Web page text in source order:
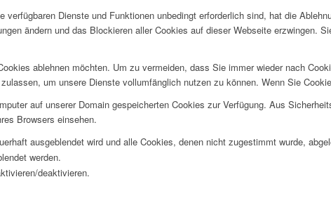
verfügbaren Dienste und Funktionen unbedingt erforderlich sind, hat die
ändern und das Blockieren aller Cookies auf dieser Webseite erzwingen.
ablehnen möchten. Um zu vermeiden, dass Sie immer wieder nach
um unsere Dienste vollumfänglich nutzen zu können. Wenn Sie
auf unserer Domain gespeicherten Cookies zur Verfügung. Aus
Browsers einsehen.
ausgeblendet wird und alle Cookies, denen nicht zugestimmt wurde,
werden.
deaktivieren.